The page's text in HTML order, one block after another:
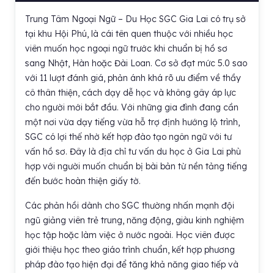
Trung Tâm Ngoại Ngữ – Du Học SGC Gia Lai có trụ sở
tại khu Hội Phú, là cái tên quen thuộc với nhiều học
viên muốn học ngoại ngữ trước khi chuẩn bị hồ sơ
sang Nhật, Hàn hoặc Đài Loan. Cơ sở đạt mức 5.0 sao
với 11 lượt đánh giá, phản ánh khá rõ ưu điểm về thầy
cô thân thiện, cách dạy dễ học và không gây áp lực
cho người mới bắt đầu. Với những gia đình đang cần
một nơi vừa dạy tiếng vừa hỗ trợ định hướng lộ trình,
SGC có lợi thế nhờ kết hợp đào tạo ngôn ngữ với tư
vấn hồ sơ. Đây là địa chỉ tư vấn du học ở Gia Lai phù
hợp với người muốn chuẩn bị bài bản từ nền tảng tiếng
đến bước hoàn thiện giấy tờ.
Các phản hồi dành cho SGC thường nhấn mạnh đội
ngũ giảng viên trẻ trung, năng động, giàu kinh nghiệm
học tập hoặc làm việc ở nước ngoài. Học viên được
giới thiệu học theo giáo trình chuẩn, kết hợp phương
pháp đào tạo hiện đại để tăng khả năng giao tiếp và